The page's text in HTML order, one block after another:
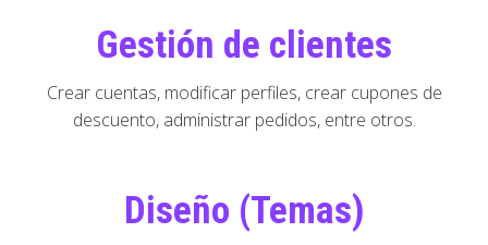
Gestión de clientes
Crear cuentas, modificar perfiles, crear cupones de
descuento, administrar pedidos, entre otros.
Diseño (Temas)